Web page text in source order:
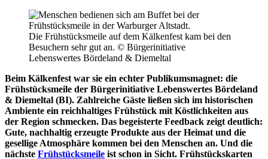
Die Frühstücksmeile auf dem Kälkenfest kam bei den
Besuchern sehr gut an. © Bürgerinitiative
Lebenswertes Bördeland & Diemeltal
Beim Kälkenfest war sie ein echter Publikumsmagnet: die
Frühstücksmeile der Bürgerinitiative Lebenswertes Bördeland
& Diemeltal (BI). Zahlreiche Gäste ließen sich im historischen
Ambiente ein reichhaltiges Frühstück mit Köstlichkeiten aus
der Region schmecken. Das begeisterte Feedback zeigt deutlich:
Gute, nachhaltig erzeugte Produkte aus der Heimat und die
gesellige Atmosphäre kommen bei den Menschen an. Und die
nächste Frühstücksmeile ist schon in Sicht. Frühstückskarten